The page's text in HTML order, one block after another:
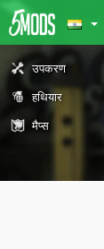
उपकरण
हथियार
मैप्स